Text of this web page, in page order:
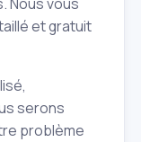
et gratuit
serons
problème